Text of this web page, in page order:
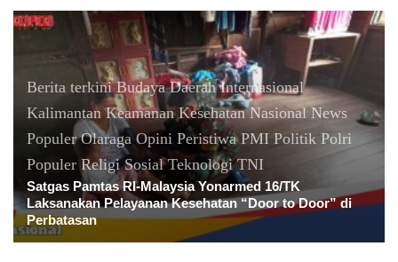
Berita terkini Budaya Daerah Internasional
Kalimantan Keamanan Kesehatan Nasional News
Populer Olaraga Opini Peristiwa PMI Politik Polri
Populer Religi Sosial Teknologi TNI
Satgas Pamtas RI-Malaysia Yonarmed 16/TK
Laksanakan Pelayanan Kesehatan “Door to Door” di
Perbatasan